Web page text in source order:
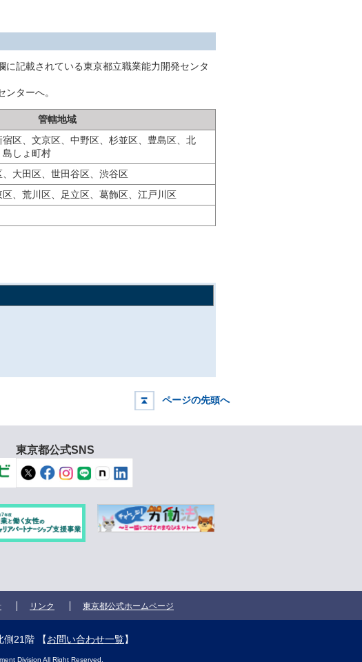
記載されている東京都立職業能力開発センタ
ターへ。
管轄地域
区、文京区、中野区、杉並区、豊島区、北
島しょ町村
大田区、世田谷区、渋谷区
、荒川区、足立区、葛飾区、江戸川区
ページの先頭へ
東京都公式SNS
リンク 東京都公式ホームページ
側21階 【お問い合わせ一覧】
Division All Right Reserved.